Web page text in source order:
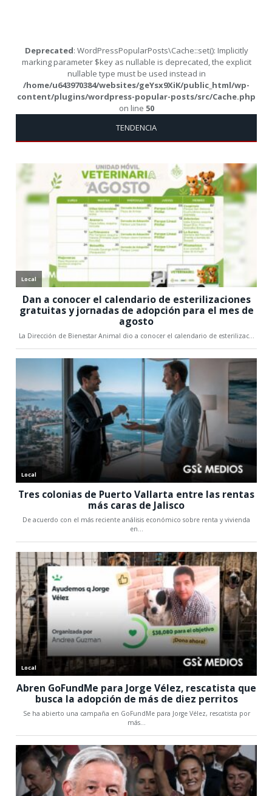
Deprecated: WordPressPopularPosts\Cache::set(): Implicitly
marking parameter $key as nullable is deprecated, the explicit
nullable type must be used instead in
/home/u643970384/websites/geYsx9XiK/public_html/wp-
content/plugins/wordpress-popular-posts/src/Cache.php
on line 50
TENDENCIA